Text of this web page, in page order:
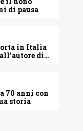
di pausa
in Italia
di
70 anni con
storia